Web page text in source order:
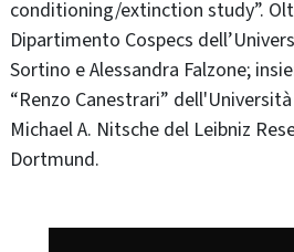
conditioning/extinction study”.
Dipartimento Cospecs
Sortino e Alessandra Falzone;
“Renzo Canestrari”
Michael A. Nitsche del Leibniz
Dortmund.